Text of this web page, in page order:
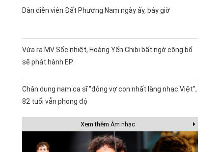
Dàn diễn viên Đất Phương Nam ngày ấy, bây giờ
Vừa ra MV Sốc nhiệt, Hoàng Yến Chibi bất ngờ công bố
sẽ phát hành EP
Chân dung nam ca sĩ "đông vợ con nhất làng nhạc Việt",
82 tuổi vẫn phong độ
Xem thêm Âm nhạc